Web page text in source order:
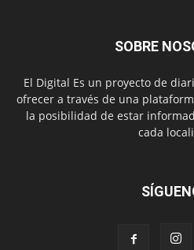
SOBRE
El Digital Es un proyecto de
ofrecer a través de una
la posibilidad de estar
cada